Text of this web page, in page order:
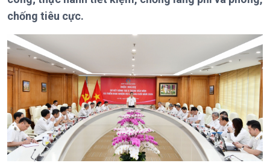
chống tiêu cực.